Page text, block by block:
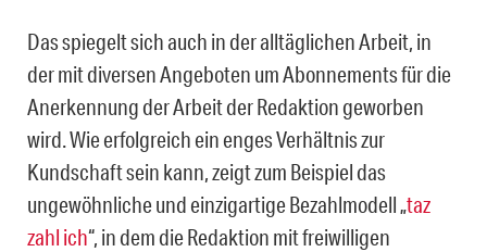
Das spiegelt sich auch in der alltäglichen Arbeit, in
der mit diversen Angeboten um Abonnements für die
Anerkennung der Arbeit der Redaktion geworben
wird. Wie erfolgreich ein enges Verhältnis zur
Kundschaft sein kann, zeigt zum Beispiel das
ungewöhnliche und einzigartige Bezahlmodell „taz
zahl ich“, in dem die Redaktion mit freiwilligen